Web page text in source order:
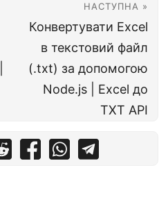
НАСТУПНА »
Конвертувати Excel
в текстовий файл
(.txt) за допомогою
Node.js | Excel до
TXT API